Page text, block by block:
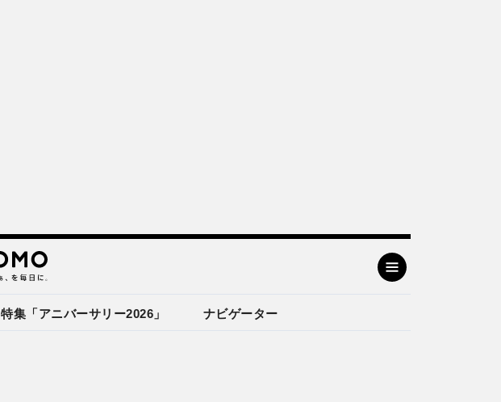
特集「アニバーサリー2026」 ナビゲーター